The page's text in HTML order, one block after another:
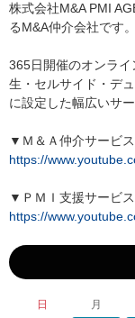
株式会社M&A PMI
るM&A仲介会社です。
365日開催のオンラ
生・セルサイド・デ
に設定した幅広いサ
▼Ｍ＆Ａ仲介サービ
https://
▼ＰＭＩ支援サービ
https://
日 月